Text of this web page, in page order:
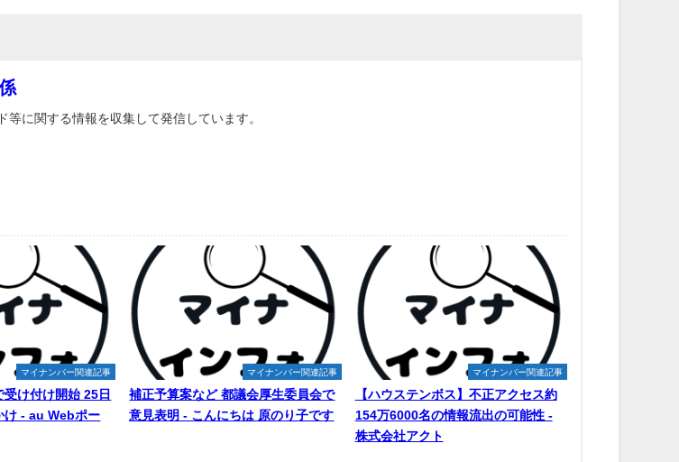
に関する情報を収集して発信しています。
マイナンバー関連記事
け付け開始 25日
け - au Webポー
マイナンバー関連記事
補正予算案など 都議会厚生委員会で
意見表明 - こんにちは 原のり子です
マイナンバー関連記事
【ハウステンボス】不正アクセス約
154万6000名の情報流出の可能性 -
株式会社アクト